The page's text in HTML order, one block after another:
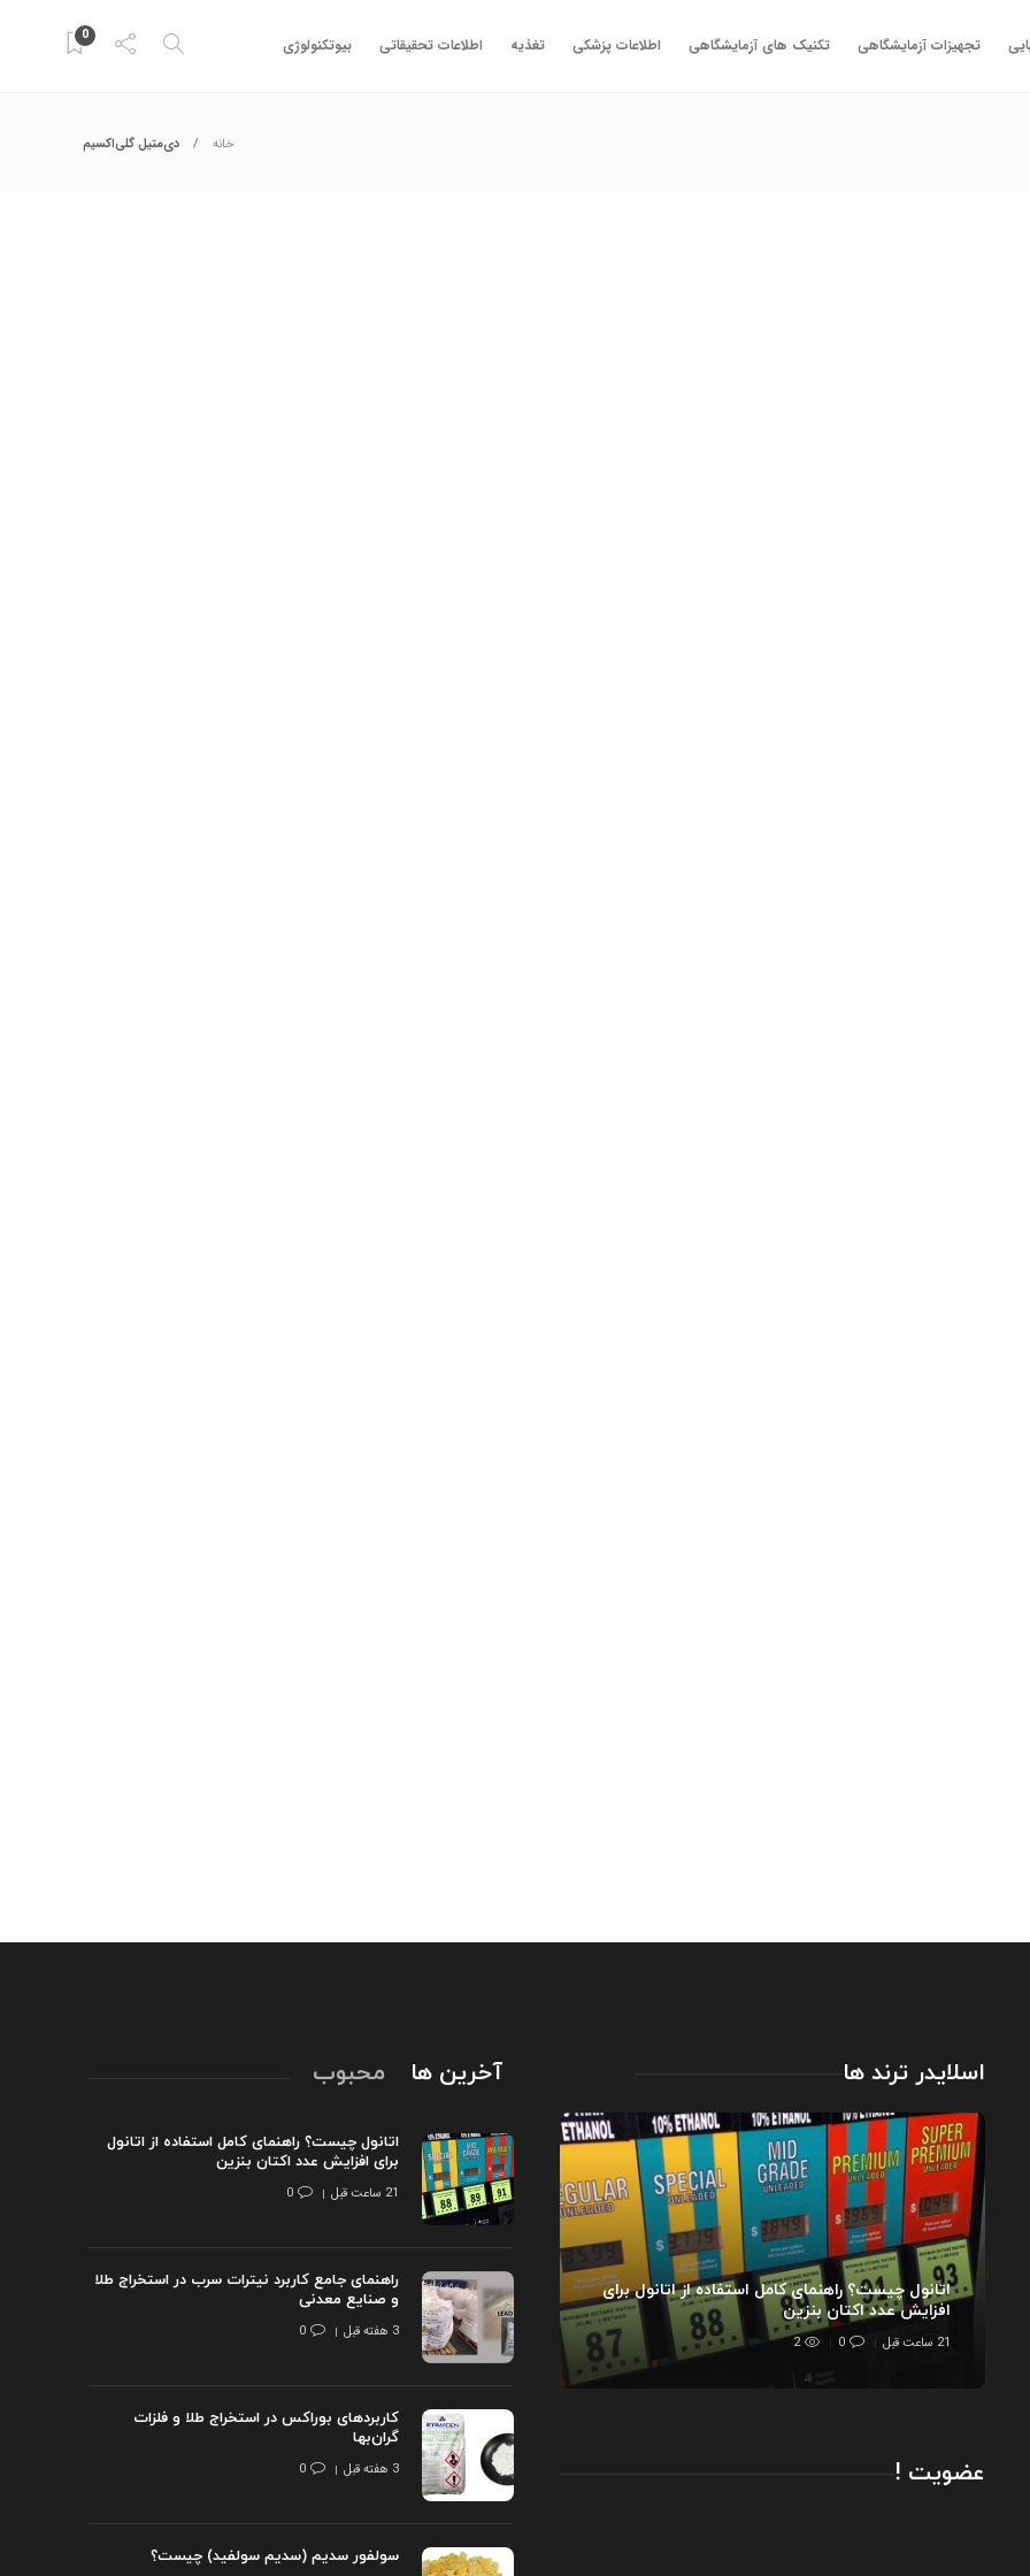
تجهیزات آزمایشگاهی تکنیک های آزمایشگاهی اطلاعات پزشکی تغذیه اطلاعات تحقیقاتی بیوتکنولوژی 0
خانه دی‌متیل گلی‌اکسیم
اسلایدر ترند ها
اتانول چیست؟ راهنمای کامل استفاده از اتانول برای
افزایش عدد اکتان بنزین
21 ساعت قبل 0
2
عضویت !
آخرین ها محبوب
اتانول چیست؟ راهنمای کامل استفاده از اتانول
برای افزایش عدد اکتان بنزین
21 ساعت قبل 0
راهنمای جامع کاربرد نیترات سرب در استخراج طلا
و صنایع معدنی
3 هفته قبل 0
کاربردهای بوراکس در استخراج طلا و فلزات
گران‌بها
3 هفته قبل 0
سولفور سدیم (سدیم سولفید) چیست؟